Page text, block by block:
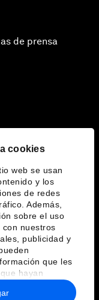
cookies
web se usan
y los
de redes
Además,
sobre el uso
nuestros
publicidad y
que les
hayan
que haya
de prensa